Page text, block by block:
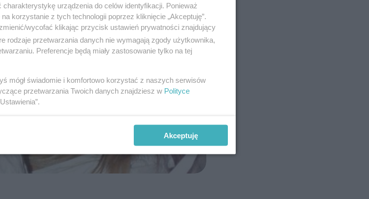
urządzenia do celów identyfikacji. Ponieważ
korzystanie z tych technologii poprzez kliknięcie „Akceptuję”.
wycofać klikając przycisk ustawień prywatności znajdujący
rodzaje przetwarzania danych nie wymagają zgody użytkownika,
Preferencje będą miały zastosowanie tylko na tej
mógł świadomie i komfortowo korzystać z naszych serwisów
przetwarzania Twoich danych znajdziesz w Polityce
Akceptuję